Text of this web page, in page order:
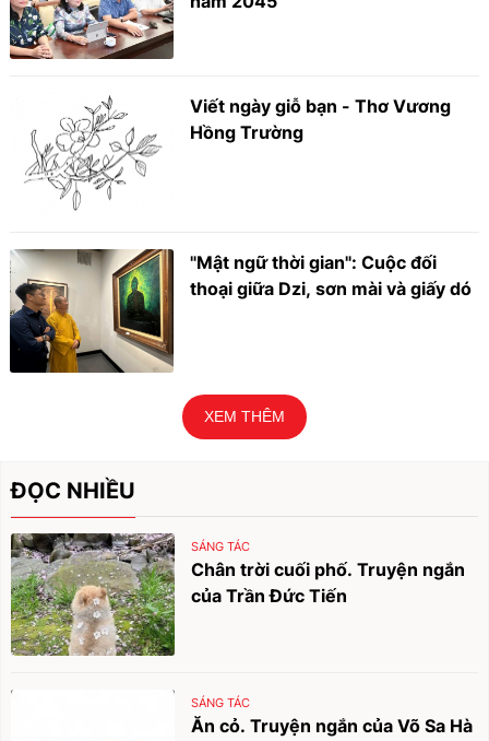
Viết ngày giỗ bạn - Thơ Vương
Hồng Trường
"Mật ngữ thời gian": Cuộc đối
thoại giữa Dzi, sơn mài và giấy dó
XEM THÊM
ĐỌC NHIỀU
SÁNG TÁC
Chân trời cuối phố. Truyện ngắn
của Trần Đức Tiến
SÁNG TÁC
Ăn cỏ. Truyện ngắn của Võ Sa Hà